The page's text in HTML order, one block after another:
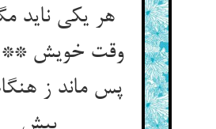
هر یکی ناید
وقت خویش **
پس ماند ز